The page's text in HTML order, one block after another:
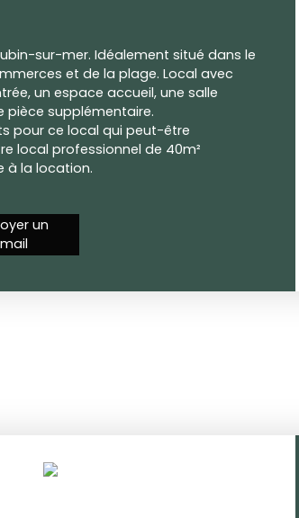
sur-mer. Idéalement situé dans le
et de la plage. Local avec
un espace accueil, une salle
pièce supplémentaire.
pour ce local qui peut-être
local professionnel de 40m²
à la location.
un
mail